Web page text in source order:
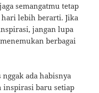
semangatmu tetap
lebih berarti. Jika
jangan lupa
berbagai
ada habisnya
inspirasi baru setiap